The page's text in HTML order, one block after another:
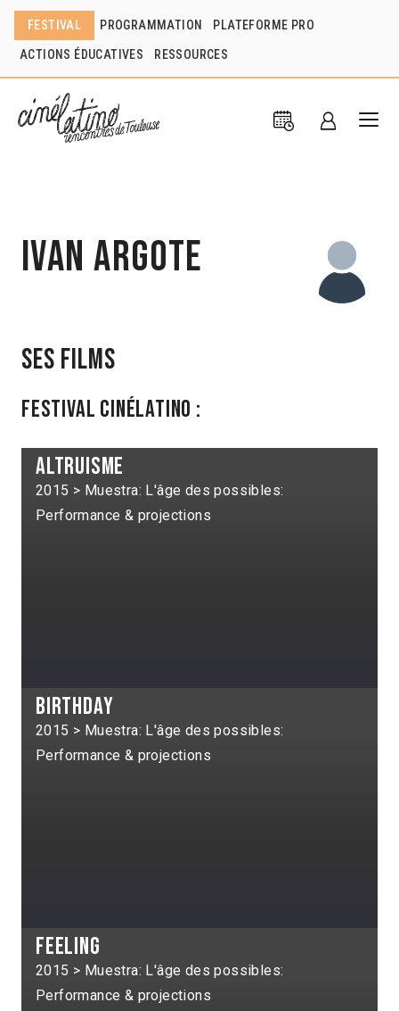
FESTIVAL PROGRAMMATION PLATEFORME PRO
ACTIONS ÉDUCATIVES RESSOURCES
Ivan Argote
Ses films
Festival Cinélatino :
Altruisme
2015 > Muestra: L'âge des possibles:
Performance & projections
Birthday
2015 > Muestra: L'âge des possibles:
Performance & projections
Feeling
2015 > Muestra: L'âge des possibles:
Performance & projections